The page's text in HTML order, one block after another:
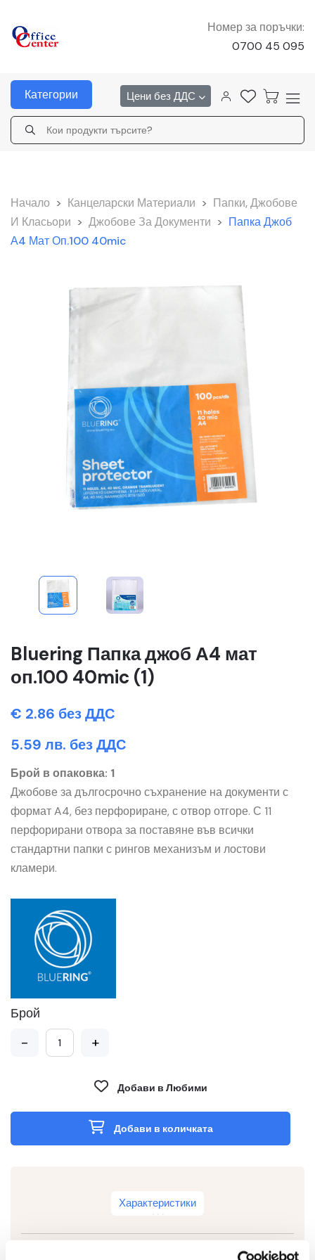
Номер за поръчки:
0700 45 095
Категории Цени без ДДС
Начало > Канцеларски Материали > Папки, Джобове
И Класьори > Джобове За Документи > Папка Джоб
А4 Мат Оп.100 40mic
Bluering Папка джоб А4 мат
оп.100 40mic (1)
€ 2.86 без ДДС
5.59 лв. без ДДС
Брой в опаковка: 1
Джобове за дългосрочно съхранение на документи с
формат A4, без перфориране, с отвор отгоре. С 11
перфорирани отвора за поставяне във всички
стандартни папки с рингов механизъм и лостови
кламери.
Брой
- +
Добави в Любими
Добави в количката
Характеристики